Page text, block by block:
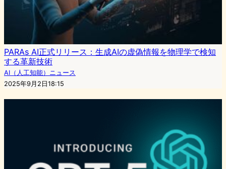
PARAs AI正式リリース：生成AIの虚偽情報を物理学で検知
する革新技術
AI（人工知能）ニュース
2025年9月2日18:15